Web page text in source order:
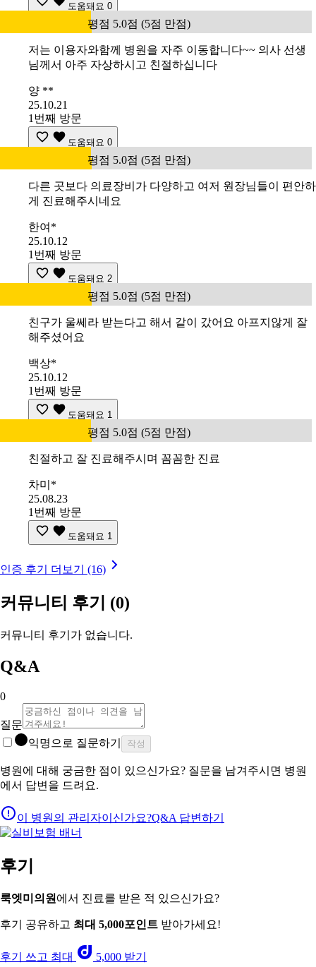
도움돼요 0
평점 5.0점 (5점 만점)
저는 이용자와함께 병원을 자주 이동합니다~~ 의사 선생
님께서 아주 자상하시고 친절하십니다
양 **
25.10.21
1번째 방문
도움돼요 0
평점 5.0점 (5점 만점)
다른 곳보다 의료장비가 다양하고 여저 원장님들이 편안하
게 진료해주시네요
한여*
25.10.12
1번째 방문
도움돼요 2
평점 5.0점 (5점 만점)
친구가 울쎄라 받는다고 해서 같이 갔어요 아프지않게 잘
해주셨어요
백상*
25.10.12
1번째 방문
도움돼요 1
평점 5.0점 (5점 만점)
친절하고 잘 진료해주시며 꼼꼼한 진료
차미*
25.08.23
1번째 방문
도움돼요 1
인증 후기 더보기 (16)
커뮤니티 후기 (0)
커뮤니티 후기가 없습니다.
Q&A
0
질문
익명으로 질문하기
작성
병원에 대해 궁금한 점이 있으신가요? 질문을 남겨주시면 병원
에서 답변을 드려요.
이 병원의 관리자이신가요?Q&A 답변하기
후기
룩엣미의원 에서 진료를 받은 적 있으신가요?
후기 공유하고 최대 5,000포인트 받아가세요!
후기 쓰고 최대 5,000 받기